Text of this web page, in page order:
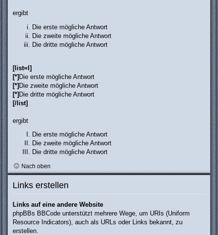
ergibt
Die erste mögliche Antwort
Die zweite mögliche Antwort
Die dritte mögliche Antwort
[list=I]
[*] Die erste mögliche Antwort
[*] Die zweite mögliche Antwort
[*] Die dritte mögliche Antwort
[/list]
ergibt
Die erste mögliche Antwort
Die zweite mögliche Antwort
Die dritte mögliche Antwort
Nach oben
Links erstellen
Links auf eine andere Website
phpBBs BBCode unterstützt mehrere Wege, um URIs (Uniform
Resource Indicators), auch als URLs oder Links bekannt, zu
erstellen.